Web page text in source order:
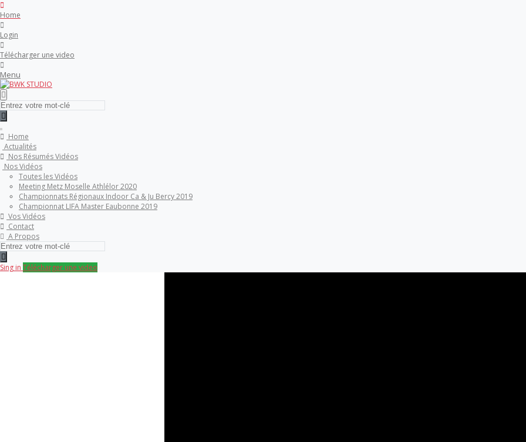
2020
Championnats Régionaux Indoor
Ca & Ju Bercy 2019
Home
Login
Télécharger une video
Menu
Home
Actualités
Nos Résumés Vidéos
Nos Vidéos
Toutes les Vidéos
Meeting Metz Moselle Athlélor 2020
Championnats Régionaux Indoor Ca & Ju Bercy 2019
Championnat LIFA Master Eaubonne 2019
Vos Vidéos
Contact
A Propos
Sing in Télécharger une video